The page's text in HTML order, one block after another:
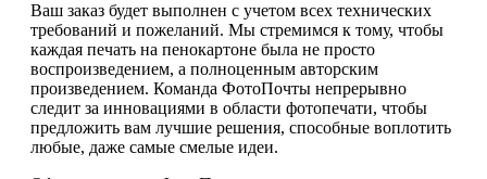
Ваш заказ будет выполнен с учетом всех технических
требований и пожеланий. Мы стремимся к тому, чтобы
каждая печать на пенокартоне была не просто
воспроизведением, а полноценным авторским
произведением. Команда ФотоПочты непрерывно
следит за инновациями в области фотопечати, чтобы
предложить вам лучшие решения, способные воплотить
любые, даже самые смелые идеи.